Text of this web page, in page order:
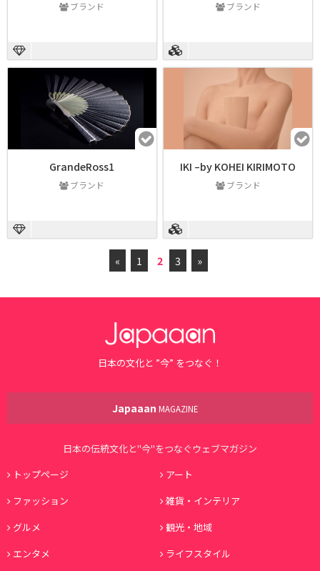
ブランド ブランド
GrandeRoss1
ブランド
IKI –by KOHEI KIRIMOTO
ブランド
« 1 2 3 »
日本の文化と ”今” をつなぐ！
Japaaan MAGAZINE
日本の伝統文化と"今"をつなぐウェブマガジン
トップページ
アート
ファッション
雑貨・インテリア
グルメ
観光・地域
エンタメ
ライフスタイル